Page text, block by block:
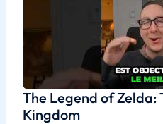
The Legend of Zelda:
Kingdom